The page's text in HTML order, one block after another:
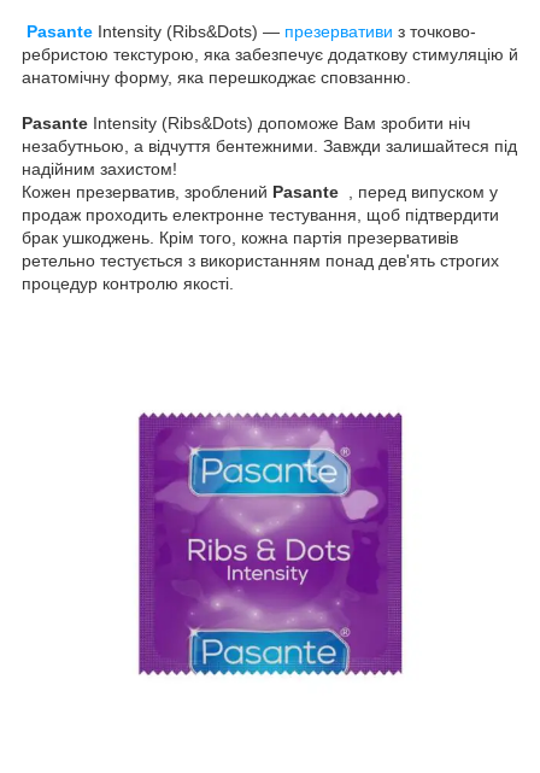
Pasante Intensity (Ribs&Dots) — презервативи з точково-
ребристою текстурою, яка забезпечує додаткову стимуляцію й
анатомічну форму, яка перешкоджає сповзанню.
Pasante Intensity (Ribs&Dots) допоможе Вам зробити ніч
незабутньою, а відчуття бентежними. Завжди залишайтеся під
надійним захистом!
Кожен презерватив, зроблений Pasante
, перед випуском у
продаж проходить електронне тестування, щоб підтвердити
брак ушкоджень. Крім того, кожна партія презервативів
ретельно тестується з використанням понад дев'ять строгих
процедур контролю якості.